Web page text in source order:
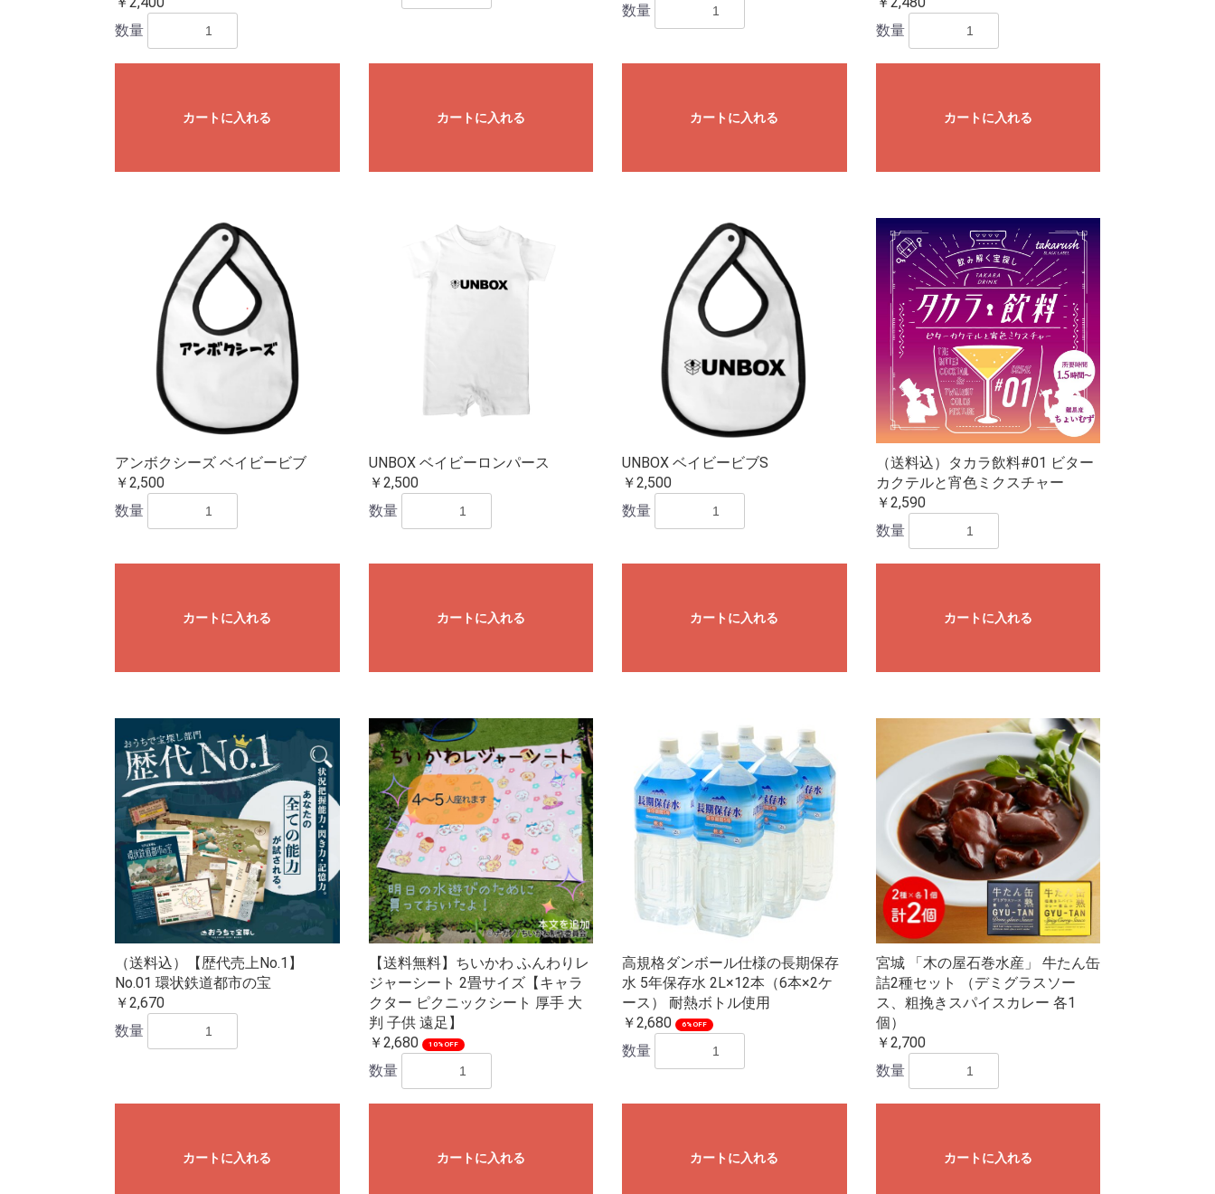
数量
カートに入れる カートに入れる
数量
カートに入れる
数量
カートに入れる
アンボクシーズ ベイビービブ
￥2,500
数量
カートに入れる
UNBOX ベイビーロンパース
￥2,500
数量
カートに入れる
UNBOX ベイビービブS
￥2,500
数量
カートに入れる
（送料込）タカラ飲料#01 ビター
カクテルと宵色ミクスチャー
￥2,590
数量
カートに入れる
（送料込）【歴代売上No.1】
No.01 環状鉄道都市の宝
￥2,670
数量
カートに入れる
【送料無料】ちいかわ ふんわりレ
ジャーシート 2畳サイズ【キャラ
クター ピクニックシート 厚手 大
判 子供 遠足】
￥2,680
10%OFF
数量
カートに入れる
高規格ダンボール仕様の長期保存
水 5年保存水 2L×12本（6本×2ケ
ース） 耐熱ボトル使用
￥2,680
6%OFF
数量
カートに入れる
宮城 「木の屋石巻水産」 牛たん缶
詰2種セット （デミグラスソー
ス、粗挽きスパイスカレー 各1
個）
￥2,700
数量
カートに入れる